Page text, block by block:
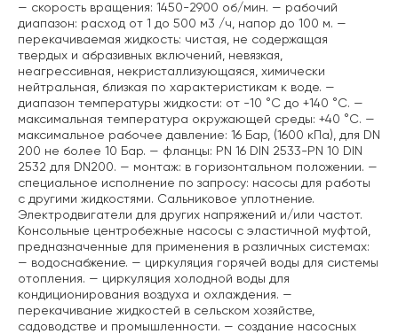
— скорость вращения: 1450-2900 об/мин. — рабочий
диапазон: расход от 1 до 500 м3 /ч, напор до 100 м. —
перекачиваемая жидкость: чистая, не содержащая
твердых и абразивных включений, невязкая,
неагрессивная, некристаллизующаяся, химически
нейтральная, близкая по характеристикам к воде. —
диапазон температуры жидкости: от -10 °C до +140 °C. —
максимальная температура окружающей среды: +40 °C. —
максимальное рабочее давление: 16 Бар, (1600 кПа), для DN
200 не более 10 Бар. — фланцы: PN 16 DIN 2533-PN 10 DIN
2532 для DN200. — монтаж: в горизонтальном положении. —
специальное исполнение по запросу: насосы для работы
с другими жидкостями. Сальниковое уплотнение.
Электродвигатели для других напряжений и/или частот.
Консольные центробежные насосы с эластичной муфтой,
предназначенные для применения в различных системах:
— водоснабжение. — циркуляция горячей воды для системы
отопления. — циркуляция холодной воды для
кондиционирования воздуха и охлаждения. —
перекачивание жидкостей в сельском хозяйстве,
садоводстве и промышленности. — создание насосных